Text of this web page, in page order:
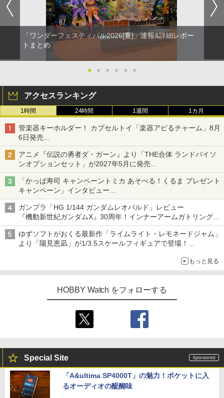
「ワンダーフェスティバル2026[夏]」速報&詳細レポー
トまとめ
● ● ● ● ● ●
アクセスランキング
1時間 24時間 1週間 1カ月
管楽器キーホルダー！ カプセルトイ「楽器アピるチャーム」8月
6日発売
チューバ、テナサクなど5種各3色
アニメ『伝説の勇者ダ・ガーン』より「THE合体 ランドバイソ
ンオプションセット」が2027年5月に発売
「THE合体ランドバイソン」と連動するオプションパーツセット
「かっぱ寿司 キャンペーントミカ あそべる！くるま プレゼント
キャンペーン」インタビュー
子どもが楽しめるかっぱ寿司ならではの体験とコラボの楽しさを
追求
ガンプラ「HG 1/144 ガンダムレオパルド」レビュー
『機動新世紀ガンダムX』30周年！インナーアームガトリングの
変形機構まで再現し最新フォーマットでキット化！
ゆずソフトがおくる最新作「ライムライト・レモネードジャム」
より「陽見恵凪」が1/3.5スケールフィギュアで登場！
もっと見る
HOBBY Watch をフォローする
Special Site
「A&ultima SP4000T」の魅力！ポケットに入
るオーディオの醍醐味